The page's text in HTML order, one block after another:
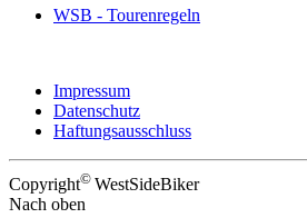
WSB - Tourenregeln
Impressum
Datenschutz
Haftungsausschluss
Copyright© WestSideBiker
Nach oben